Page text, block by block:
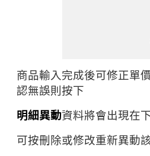
商品輸入完成後可修正單
認無誤則按下
明細異動資料將會出現在
可按刪除或修改重新異動